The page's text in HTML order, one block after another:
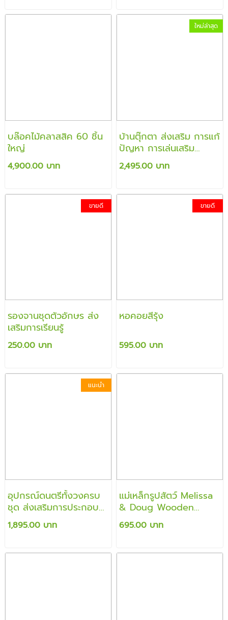
บล๊อคไม้คลาสสิค 60 ชิ้น
ใหญ่
4,900.00 บาท
ใหม่ล่าสุด
บ้านตุ๊กตา ส่งเสริม การแก้
ปัญหา การเล่นเสริม
จินตนาการ
2,495.00 บาท
ขายดี
รองจานชุดตัวอักษร ส่ง
เสริมการเรียนรู้
250.00 บาท
ขายดี
หอคอยสีรุ้ง
595.00 บาท
แนะนำ
อุปกรณ์ดนตรีทั้งวงครบ
ชุด ส่งเสริมการประกอบ
จังหวะสนใจในสิ่งรอบข้าง
1,895.00 บาท
แม่เหล็กรูปสัตว์ Melissa
& Doug Wooden
Animal Magnets
695.00 บาท